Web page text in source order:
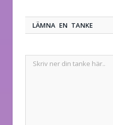
LÄMNA EN TANKE